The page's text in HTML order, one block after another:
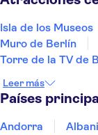
Isla de los Museos
Muro de Berlín
Torre de la TV de
Museo de Pérgamo
Puerto de
Leer más
Países
Andorra